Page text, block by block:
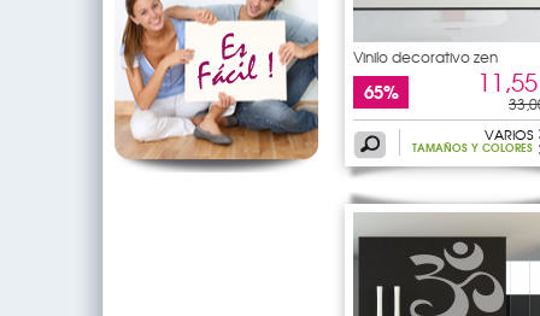
Vinilo decorativo zen
65%
VARIOS
TAMAÑOS Y COLORES